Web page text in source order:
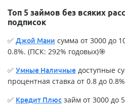
Топ 5 займов без всяких
подписок
✅ Джой Мани сумма от 3000 до
0.8%. (ПСК: 292% годовых)🎯
✅ Умные Наличные доступные
процентная ставка от 0.8 до
✅ Кредит Плюс займ от 3000 до